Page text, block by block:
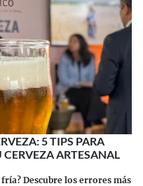
5 TIPS PARA
ARTESANAL
Descubre los errores más